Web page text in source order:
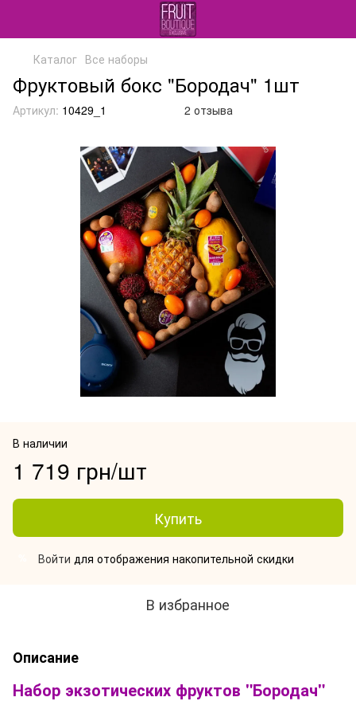
Каталог Все наборы
Фруктовый бокс "Бородач" 1шт
Артикул: 10429_1 2 отзыва
В наличии
1 719 грн/шт
Купить
Войти для отображения накопительной скидки
В избранное
Описание
Набор экзотических фруктов "Бородач"